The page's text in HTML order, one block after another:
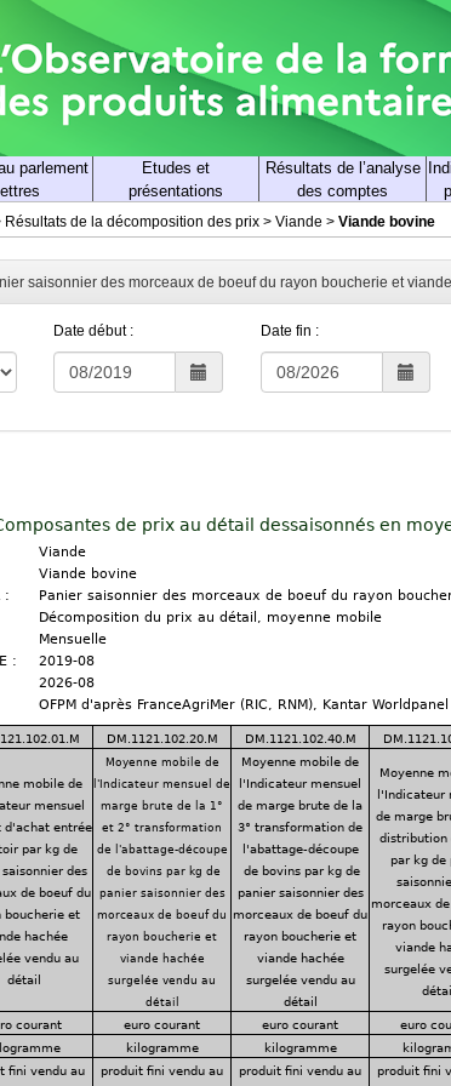
parlement
Etudes et
présentations
Résultats de l’analyse
des comptes
Résultats de la décomposition des prix > Viande > Viande bovine
saisonnier des morceaux de boeuf du rayon boucherie et
Date début : Date fin :